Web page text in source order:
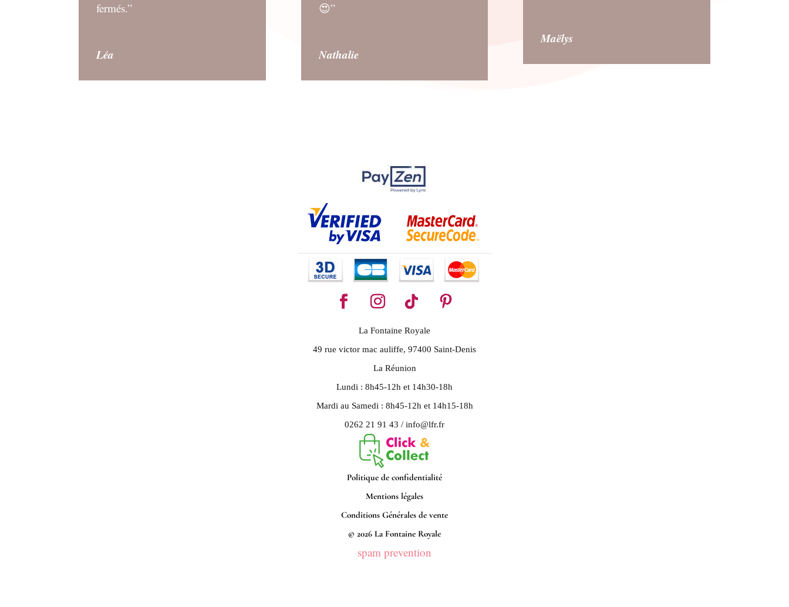
fermés.”
Léa
😍”
Nathalie
Maëlys
La Fontaine Royale
49 rue victor mac auliffe, 97400 Saint-Denis
La Réunion
Lundi : 8h45-12h et 14h30-18h
Mardi au Samedi : 8h45-12h et 14h15-18h
0262 21 91 43 / info@lfr.fr
Politique de confidentialité
Mentions légales
Conditions Générales de vente
© 2026 La Fontaine Royale
spam prevention